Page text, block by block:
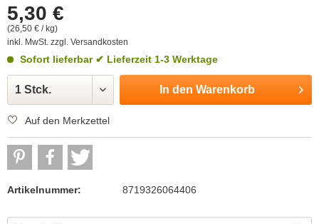
5,30 €
(26,50 € / kg)
inkl. MwSt. zzgl. Versandkosten
Sofort lieferbar✔ Lieferzeit 1-3 Werktage
In den Warenkorb
Auf den Merkzettel
Artikelnummer: 8719326064406